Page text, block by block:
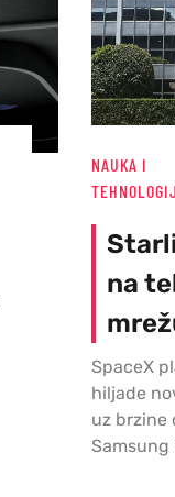
NAUKA I
na
SpaceX
hiljade
uz brzine
Samsung